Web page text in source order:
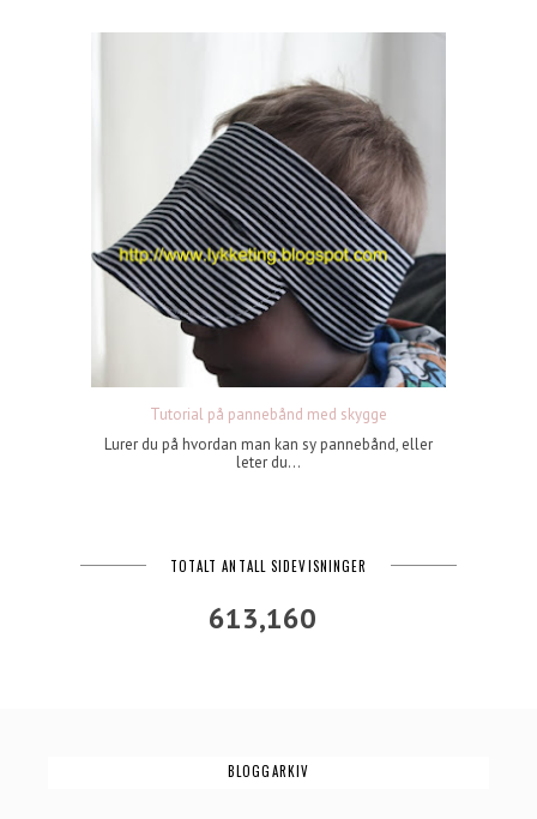
Tutorial på pannebånd med skygge
Lurer du på hvordan man kan sy pannebånd, eller
leter du...
TOTALT ANTALL SIDEVISNINGER
613,160
BLOGGARKIV